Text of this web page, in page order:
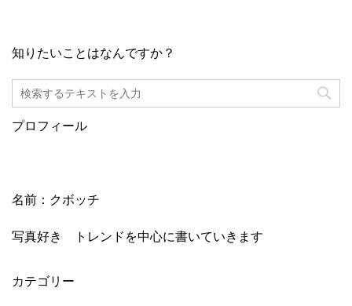
知りたいことはなんですか？
プロフィール
名前：クボッチ
写真好き トレンドを中心に書いていきます
カテゴリー